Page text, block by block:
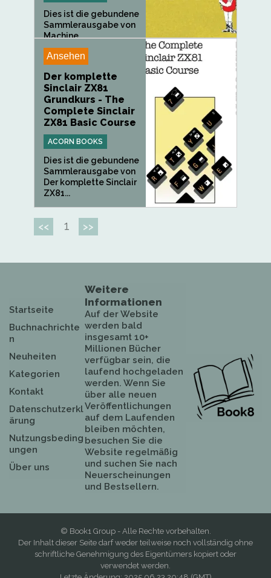
Dies ist die gebundene
Sammlerausgabe von
Machine...
Ansehen
Der komplette
Sinclair ZX81
Grundkurs - The
Complete Sinclair
ZX81 Basic Course
ACORN BOOKS
Dies ist die gebundene
Sammlerausgabe von
Der komplette Sinclair
ZX81...
<< 1 >>
Startseite
Buchnachrichte
n
Neuheiten
Kategorien
Kontakt
Datenschutzerkl
ärung
Nutzungsbeding
ungen
Über uns
Weitere
Informationen
Auf der Website
werden bald
insgesamt 10+
Millionen Bücher
verfügbar sein, die
laufend hochgeladen
werden. Wenn Sie
über alle neuen
Veröffentlichungen
auf dem Laufenden
bleiben möchten,
besuchen Sie die
Website regelmäßig
und suchen Sie nach
Neuerscheinungen
und Bestsellern.
© Book1 Group - Alle Rechte vorbehalten.
Der Inhalt dieser Seite darf weder teilweise noch vollständig ohne
schriftliche Genehmigung des Eigentümers kopiert oder
verwendet werden.